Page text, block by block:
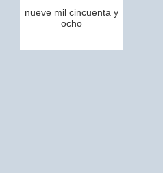
nueve mil cincuenta y
ocho